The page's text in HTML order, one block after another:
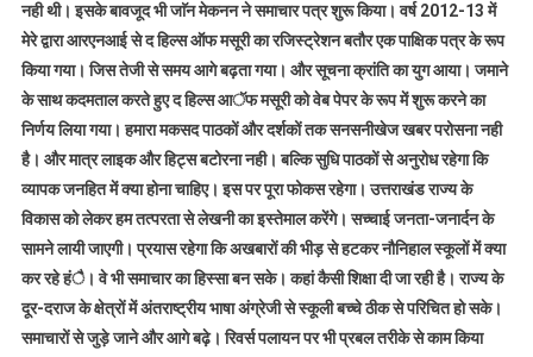
नही थी। इसके बावजूद भी जाॅन मेकनन ने समाचार पत्र शुरू किया। वर्ष 2012-13 में
मेरे द्वारा आरएनआई से द हिल्स ऑफ मसूरी का रजिस्ट्रेशन बतौर एक पाक्षिक पत्र के रूप
किया गया। जिस तेजी से समय आगे बढ़ता गया। और सूचना क्रांति का युग आया। जमाने
के साथ कदमताल करते हुए द हिल्स आॅफ मसूरी को वेब पेपर के रूप में शुरू करने का
निर्णय लिया गया। हमारा मकसद पाठकों और दर्शकों तक सनसनीखेज खबर परोसना नही
है। और मात्र लाइक और हिट्स बटोरना नही। बल्कि सुधि पाठकों से अनुरोध रहेगा कि
व्यापक जनहित में क्या होना चाहिए। इस पर पूरा फोकस रहेगा। उत्तराखंड राज्य के
विकास को लेकर हम तत्परता से लेखनी का इस्तेमाल करेंगे। सच्चाई जनता-जनार्दन के
सामने लायी जाएगी। प्रयास रहेगा कि अखबारों की भीड़ से हटकर नौनिहाल स्कूलों में क्या
कर रहे हंै। वे भी समाचार का हिस्सा बन सके। कहां कैसी शिक्षा दी जा रही है। राज्य के
दूर-दराज के क्षेत्रों में अंतराष्ट्रीय भाषा अंग्रेजी से स्कूली बच्चे ठीक से परिचित हो सके।
समाचारों से जुड़े जाने और आगे बढ़े। रिवर्स पलायन पर भी प्रबल तरीके से काम किया